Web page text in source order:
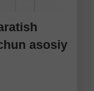
asosiy